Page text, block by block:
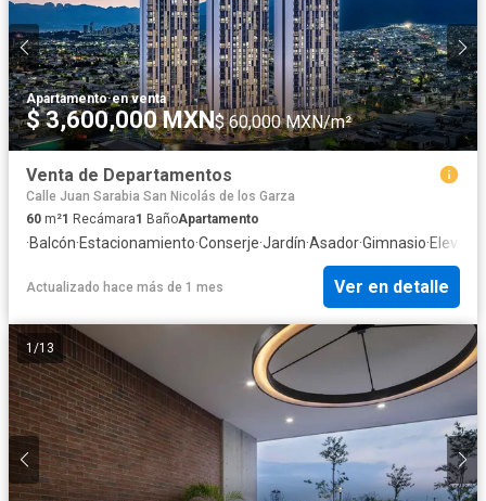
Apartamento·en venta
$ 3,600,000 MXN$ 60,000 MXN/m²
Venta de Departamentos
Calle Juan Sarabia San Nicolás de los Garza
60 m²1 Recámara1 BañoApartamento
·Balcón·Estacionamiento·Conserje·Jardín·Asador·Gimnasio·
Actualizado hace más de 1 mes Ver en detalle
1 /13